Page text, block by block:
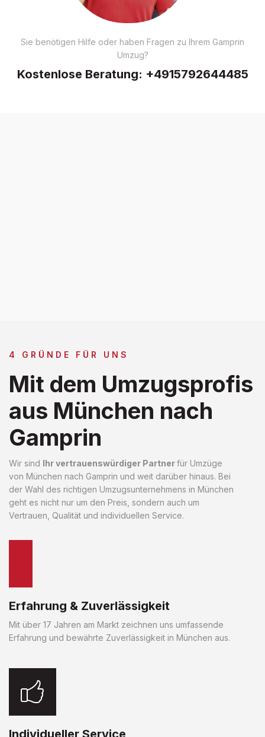
Sie benötigen Hilfe oder haben Fragen zu Ihrem Gamprin
Umzug?
Kostenlose Beratung: +4915792644485
4 GRÜNDE FÜR UNS
Mit dem Umzugsprofis
aus München nach
Gamprin
Wir sind Ihr vertrauenswürdiger Partnerfür Umzüge
von München nach Gamprin und weit darüber hinaus. Bei
der Wahl des richtigen Umzugsunternehmens in München
geht es nicht nur um den Preis, sondern auch um
Vertrauen, Qualität und individuellen Service.
Erfahrung & Zuverlässigkeit
Mit über 17 Jahren am Markt zeichnen uns umfassende
Erfahrung und bewährte Zuverlässigkeit in München aus.
Individueller Service